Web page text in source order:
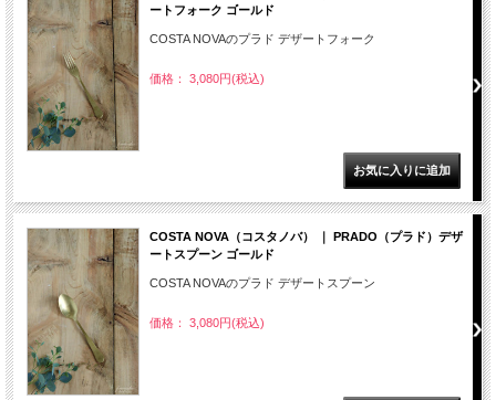
ートフォーク ゴールド
COSTA NOVAのプラド デザートフォーク
価格： 3,080円(税込)
COSTA NOVA（コスタノバ） ｜ PRADO（プラド）デザ
ートスプーン ゴールド
COSTA NOVAのプラド デザートスプーン
価格： 3,080円(税込)